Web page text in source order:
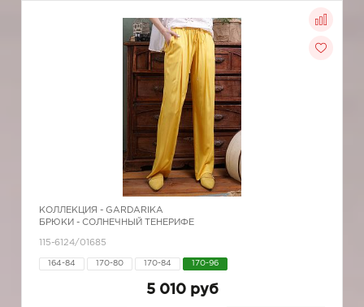
КОЛЛЕКЦИЯ - GARDARIKA
БРЮКИ - СОЛНЕЧНЫЙ ТЕНЕРИФЕ
115-6124/01685
164-84 170-80 170-84 170-96
5 010 руб